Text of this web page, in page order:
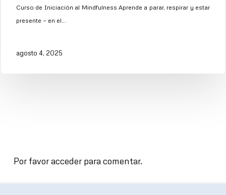
Mindfulness
Curso de Iniciación al Mindfulness Aprende a parar, respirar y estar
presente — en el…
agosto 4, 2025
Por favor acceder para comentar.